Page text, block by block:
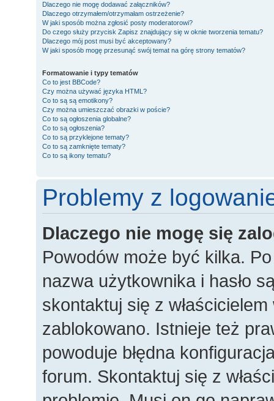
Dlaczego nie mogę dodawać załączników?
Dlaczego otrzymałem/otrzymałam ostrzeżenie?
W jaki sposób można zgłosić posty moderatorowi?
Do czego służy przycisk Zapisz znajdujący się w oknie tworzenia tematu?
Dlaczego mój post musi być akceptowany?
W jaki sposób mogę przesunąć swój temat na górę strony tematów?
Formatowanie i typy tematów
Co to jest BBCode?
Czy można używać języka HTML?
Co to są są emotikony?
Czy można umieszczać obrazki w poście?
Co to są ogłoszenia globalne?
Co to są ogłoszenia?
Co to są przyklejone tematy?
Co to są zamknięte tematy?
Co to są ikony tematu?
Problemy z
Dlaczego nie mogę się
Powodów może być kilka.
nazwa użytkownika i hasło
skontaktuj się z
zablokowano. Istnieje też
powoduje błędna
forum. Skontaktuj się z